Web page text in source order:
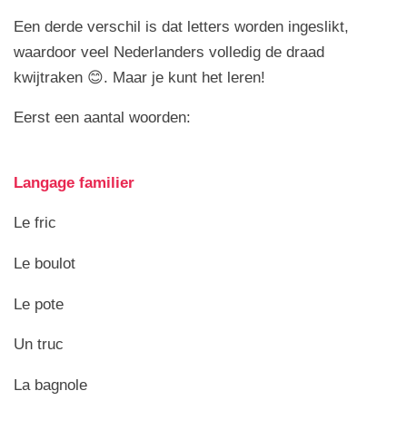
Een derde verschil is dat letters worden ingeslikt,
waardoor veel Nederlanders volledig de draad
kwijtraken 😊. Maar je kunt het leren!
Eerst een aantal woorden:
Langage familier
Le fric
Le boulot
Le pote
Un truc
La bagnole